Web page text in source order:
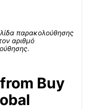
παρακολούθησης
αριθμό
Buy